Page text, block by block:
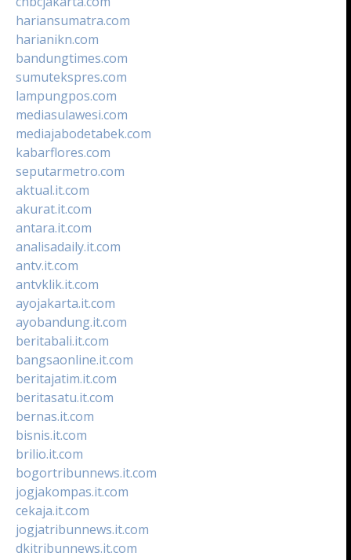
hariansumatra.com
harianikn.com
bandungtimes.com
sumutekspres.com
lampungpos.com
mediasulawesi.com
mediajabodetabek.com
kabarflores.com
seputarmetro.com
aktual.it.com
akurat.it.com
antara.it.com
analisadaily.it.com
antv.it.com
antvklik.it.com
ayojakarta.it.com
ayobandung.it.com
beritabali.it.com
bangsaonline.it.com
beritajatim.it.com
beritasatu.it.com
bernas.it.com
bisnis.it.com
brilio.it.com
bogortribunnews.it.com
jogjakompas.it.com
cekaja.it.com
jogjatribunnews.it.com
dkitribunnews.it.com